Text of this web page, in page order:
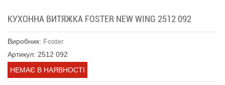
КУХОННА ВИТЯЖКА FOSTER NEW WING 2512 092
Виробник: Foster
Артикул: 2512 092
НЕМАЄ В НАЯВНОСТІ